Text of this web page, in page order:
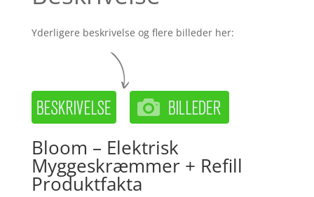
Yderligere beskrivelse og flere billeder her:
Bloom – Elektrisk
Myggeskræmmer + Refill
Produktfakta